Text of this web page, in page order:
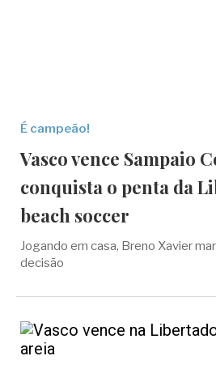
É campeão!
Vasco vence Sampaio
conquista o penta da
beach soccer
Jogando em casa, Breno Xavier
decisão